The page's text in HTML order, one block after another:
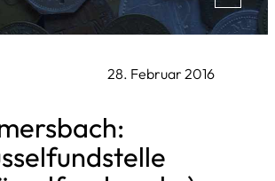
28. Februar 2016